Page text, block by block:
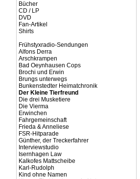
Bücher
CD / LP
DVD
Fan-Artikel
Shirts
Frühstyxradio-Sendungen
Alfons Derra
Arschkrampen
Bad Oeynhausen Cops
Brochi und Erwin
Brungs unterwegs
Bunkenstedter Heimatchronik
Der Kleine Tierfreund
Die drei Musketiere
Die Vierma
Erwinchen
Fahrgemeinschaft
Frieda & Anneliese
FSR-Hitparade
Günther, der Treckerfahrer
Interviewstudio
Isernhagen Law
Kalkofes Mattscheibe
Karl-Rudolph
Kind ohne Namen